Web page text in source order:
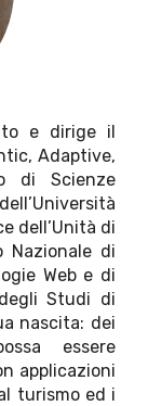
e dirige il
Adaptive,
di Scienze
dell’Unità di
Nazionale di
Web e di
Studi di
nascita: dei
essere
applicazioni
turismo ed i